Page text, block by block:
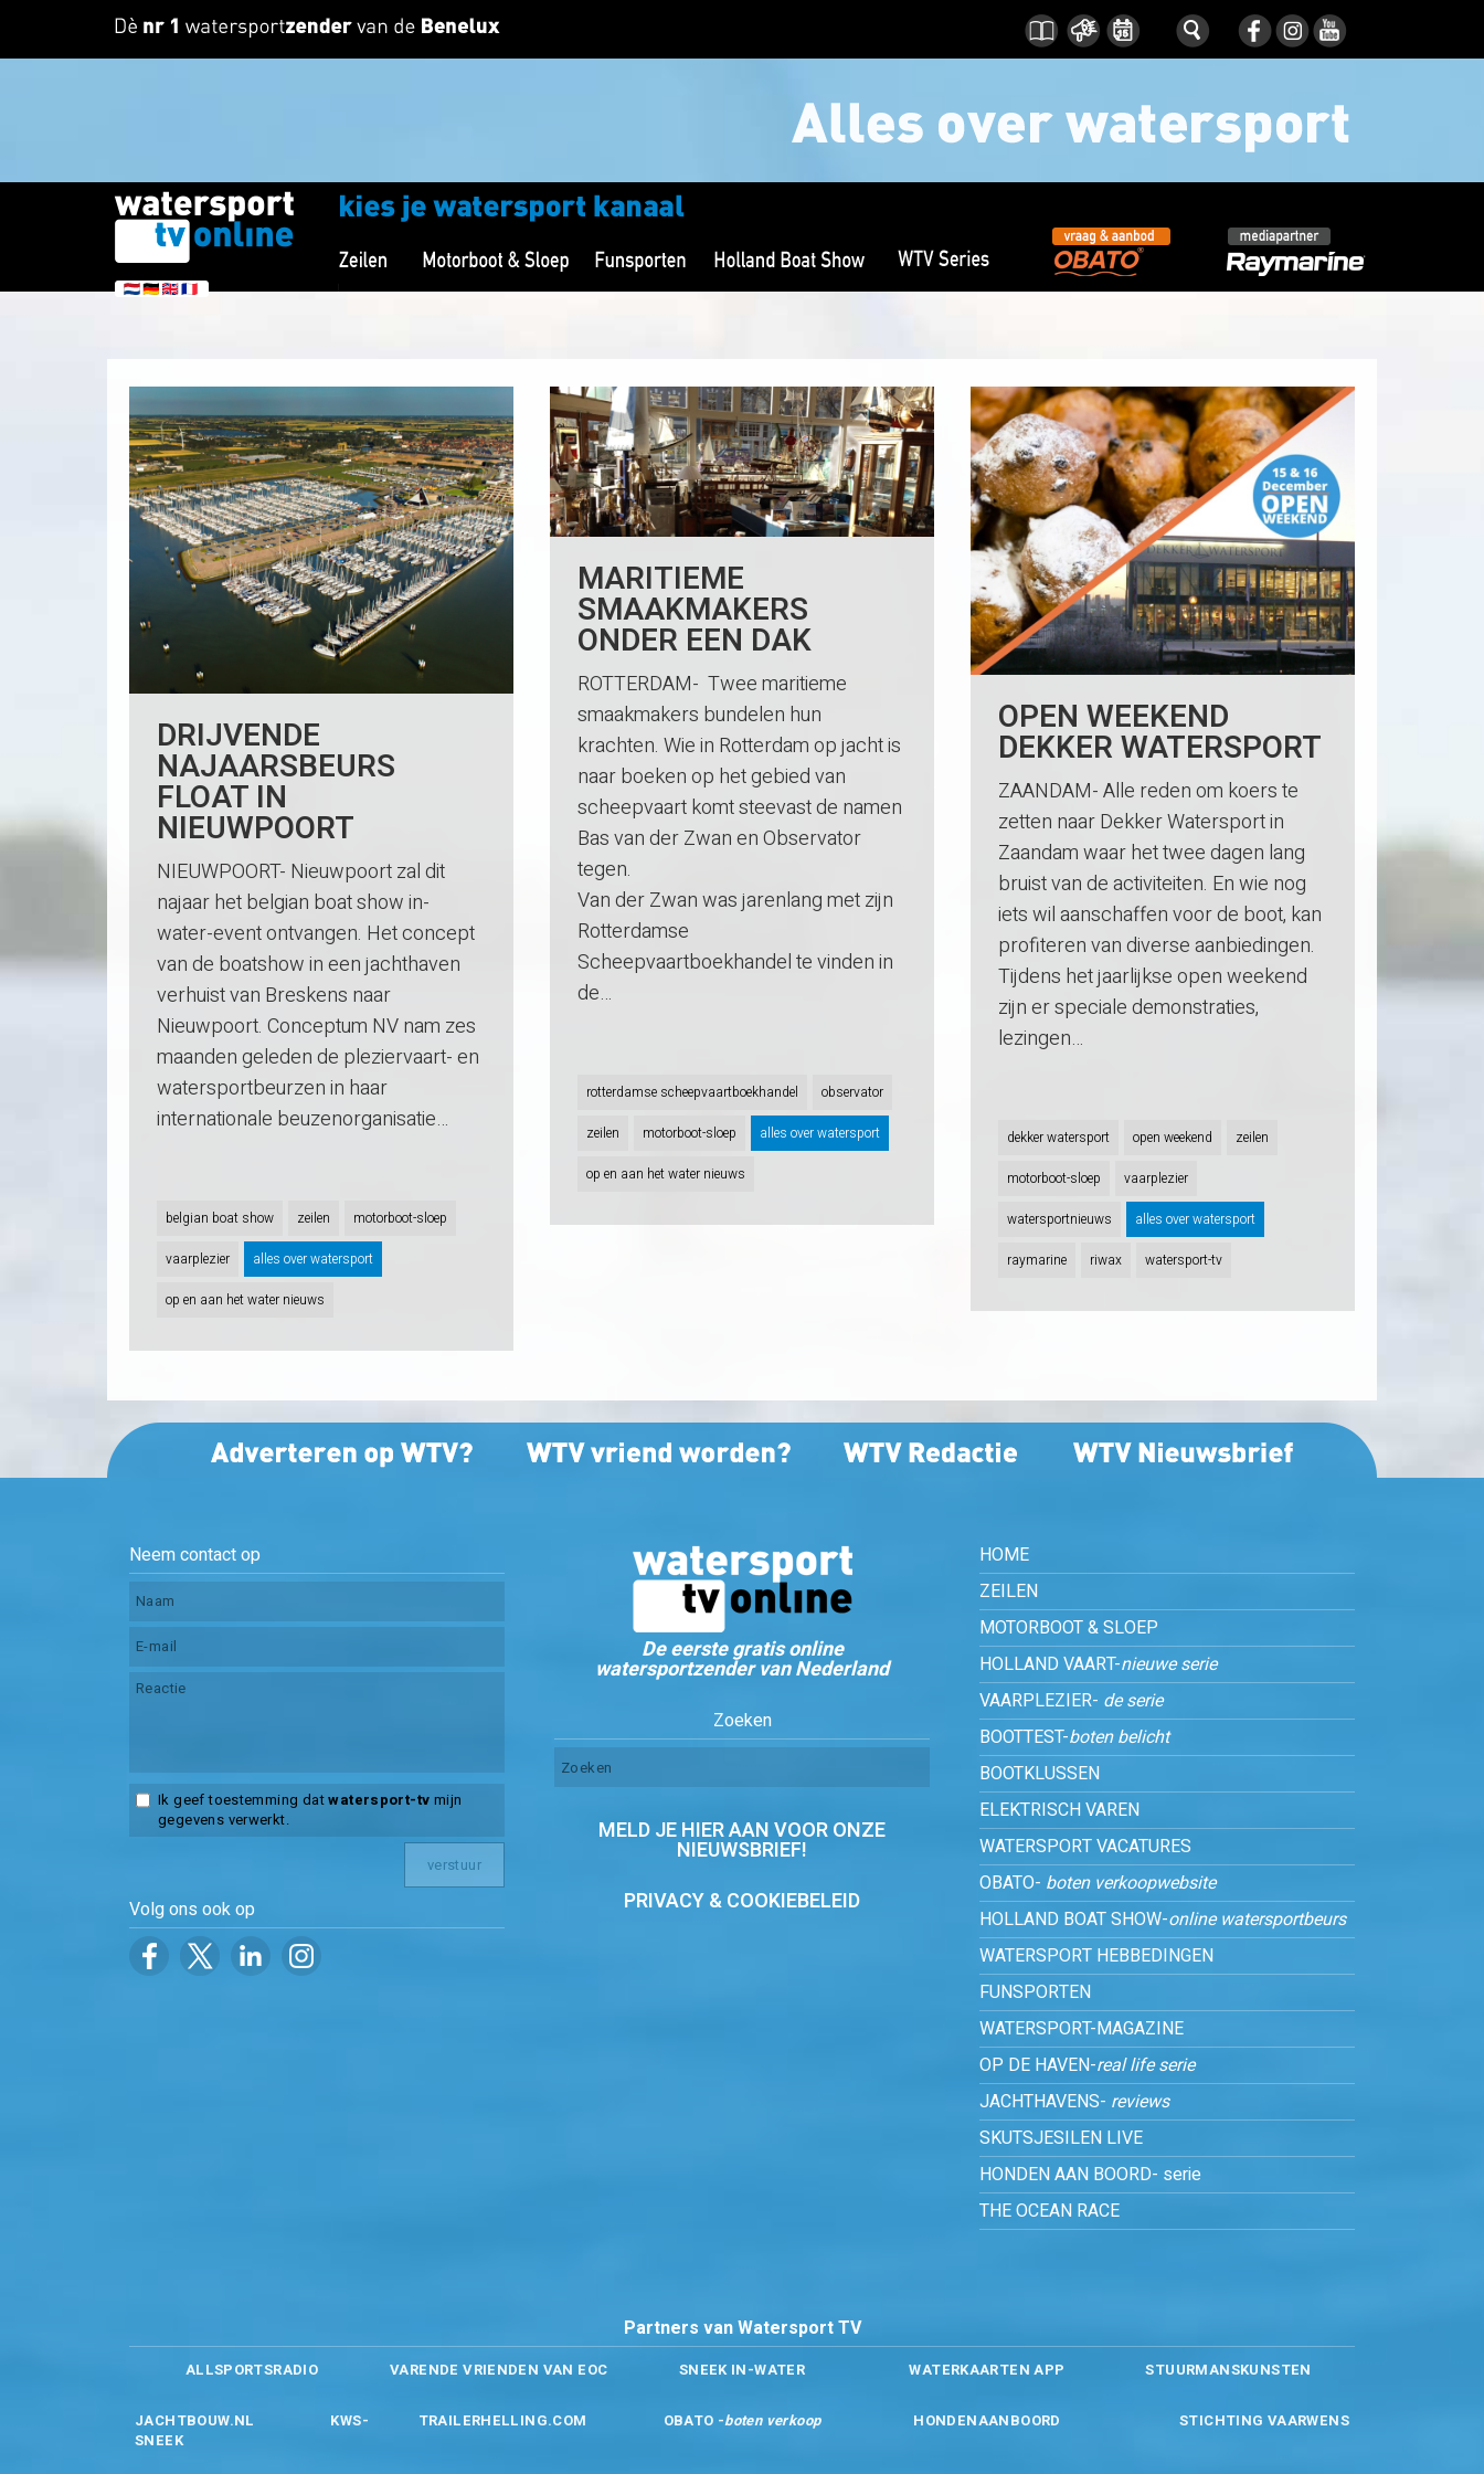
DRIJVENDE
NAJAARSBEURS
FLOAT IN
NIEUWPOORT
NIEUWPOORT- Nieuwpoort zal dit
najaar het belgian boat show in-
water-event ontvangen. Het concept
van de boatshow in een jachthaven
verhuist van Breskens naar
Nieuwpoort. Conceptum NV nam zes
maanden geleden de pleziervaart- en
watersportbeurzen in haar
internationale beuzenorganisatie…
belgian boat show zeilen motorboot-sloep
vaarplezier alles over watersport
op en aan het water nieuws
MARITIEME
SMAAKMAKERS
ONDER EEN DAK
ROTTERDAM- Twee maritieme
smaakmakers bundelen hun
krachten. Wie in Rotterdam op jacht is
naar boeken op het gebied van
scheepvaart komt steevast de namen
Bas van der Zwan en Observator
tegen.
Van der Zwan was jarenlang met zijn
Rotterdamse
Scheepvaartboekhandel te vinden in
de…
rotterdamse scheepvaartboekhandel observator
zeilen motorboot-sloep alles over watersport
op en aan het water nieuws
OPEN WEEKEND
DEKKER WATERSPORT
ZAANDAM- Alle reden om koers te
zetten naar Dekker Watersport in
Zaandam waar het twee dagen lang
bruist van de activiteiten. En wie nog
iets wil aanschaffen voor de boot, kan
profiteren van diverse aanbiedingen.
Tijdens het jaarlijkse open weekend
zijn er speciale demonstraties,
lezingen…
dekker watersport open weekend zeilen
motorboot-sloep vaarplezier
watersportnieuws alles over watersport
raymarine riwax watersport-tv
Neem contact op
Ik geef toestemming datwatersport-tv mijn
gegevens verwerkt.
Volg ons ook op
De eerste gratis online
watersportzender van Nederland
Zoeken
MELD JE HIER AAN VOOR ONZE
NIEUWSBRIEF!
PRIVACY & COOKIEBELEID
HOME
ZEILEN
MOTORBOOT & SLOEP
HOLLAND VAART-nieuwe serie
VAARPLEZIER- de serie
BOOTTEST-boten belicht
BOOTKLUSSEN
ELEKTRISCH VAREN
WATERSPORT VACATURES
OBATO- boten verkoopwebsite
HOLLAND BOAT SHOW-online watersportbeurs
WATERSPORT HEBBEDINGEN
FUNSPORTEN
WATERSPORT-MAGAZINE
OP DE HAVEN-real life serie
JACHTHAVENS- reviews
SKUTSJESILEN LIVE
HONDEN AAN BOORD- serie
THE OCEAN RACE
Partners van Watersport TV
ALLSPORTSRADIO VARENDE VRIENDEN VAN EOC SNEEK IN-WATER WATERKAARTEN APP STUURMANSKUNSTEN
JACHTBOUW.NL
KWS-
SNEEK
TRAILERHELLING.COM OBATO -boten verkoop HONDENAANBOORD STICHTING VAARWENS